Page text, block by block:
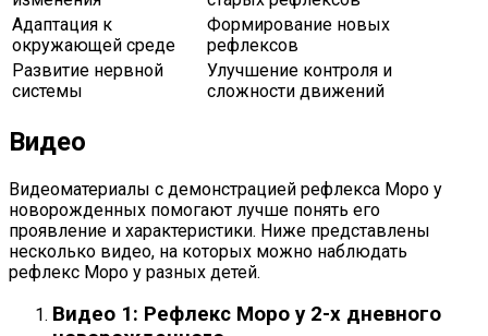
Адаптация к
окружающей среде
Формирование новых
рефлексов
Развитие нервной
системы
Улучшение контроля и
сложности движений
Видео
Видеоматериалы с демонстрацией рефлекса Моро у
новорожденных помогают лучше понять его
проявление и характеристики. Ниже представлены
несколько видео, на которых можно наблюдать
рефлекс Моро у разных детей.
Видео 1: Рефлекс Моро у 2-х дневного